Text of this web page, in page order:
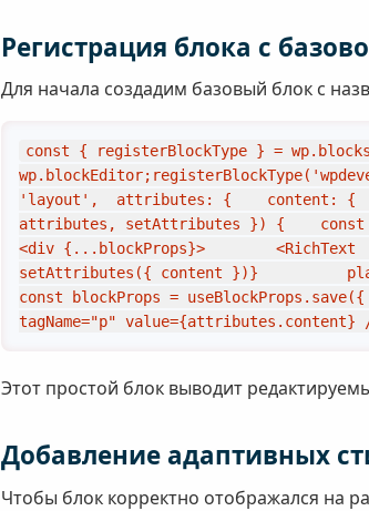
Регистрация блока с
Для начала создадим базовый блок с
const { registerBlockType } =
'layout',  attributes: {
attributes, setAttributes }) {    const
<div {...blockProps}>
setAttributes({ content })}
const blockProps =
tagName="p"
Этот простой блок выводит
Добавление адаптивных
Чтобы блок корректно отображался на